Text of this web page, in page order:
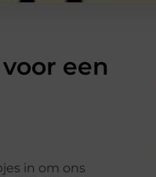
een
in om ons